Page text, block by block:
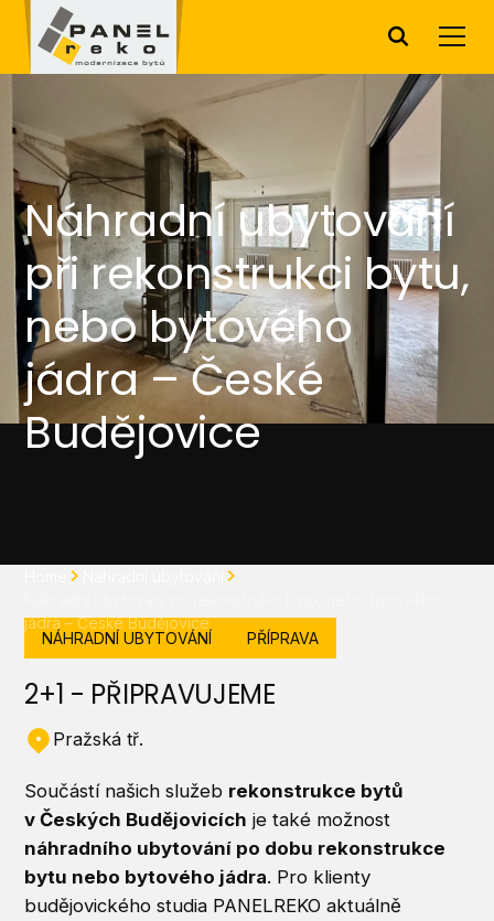
Náhradní ubytování
při rekonstrukci bytu,
nebo bytového
jádra – České
Budějovice
jádra – České Budějovice
NÁHRADNÍ UBYTOVÁNÍ
PŘÍPRAVA
2+1 - PŘIPRAVUJEME
Pražská tř.
Součástí našich služeb rekonstrukce bytů
v Českých Budějovicích je také možnost
náhradního ubytování po dobu rekonstrukce
bytu nebo bytového jádra. Pro klienty
budějovického studia PANELREKO aktuálně